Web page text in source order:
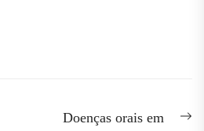
Doenças orais em